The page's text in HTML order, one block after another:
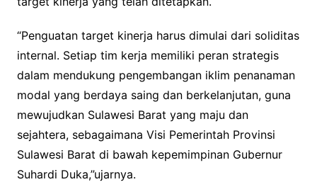
“Penguatan target kinerja harus dimulai dari soliditas
internal. Setiap tim kerja memiliki peran strategis
dalam mendukung pengembangan iklim penanaman
modal yang berdaya saing dan berkelanjutan, guna
mewujudkan Sulawesi Barat yang maju dan
sejahtera, sebagaimana Visi Pemerintah Provinsi
Sulawesi Barat di bawah kepemimpinan Gubernur
Suhardi Duka,”ujarnya.